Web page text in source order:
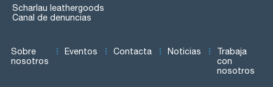
Scharlau leathergoods
Canal de denuncias
Sobre
nosotros
Eventos Contacta Noticias
Trabaja
con
nosotros